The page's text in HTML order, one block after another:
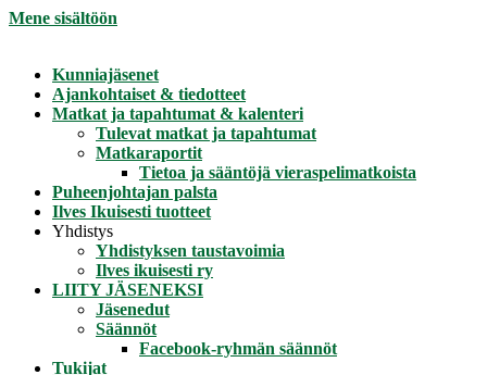
Mene sisältöön
Kunniajäsenet
Ajankohtaiset & tiedotteet
Matkat ja tapahtumat & kalenteri
Tulevat matkat ja tapahtumat
Matkaraportit
Tietoa ja sääntöjä vieraspelimatkoista
Puheenjohtajan palsta
Ilves Ikuisesti tuotteet
Yhdistys
Yhdistyksen taustavoimia
Ilves ikuisesti ry
LIITY JÄSENEKSI
Jäsenedut
Säännöt
Facebook-ryhmän säännöt
Tukijat